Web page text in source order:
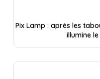
Pix Lamp : après les
illumine